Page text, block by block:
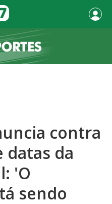
contra
datas da
'O
sendo